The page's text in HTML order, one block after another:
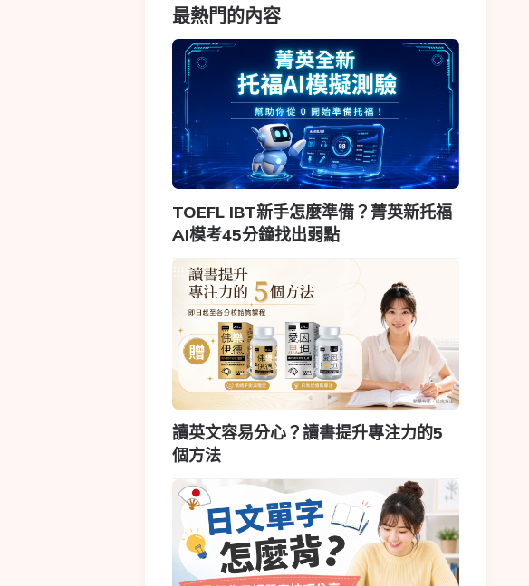
最熱門的內容
TOEFL IBT新手怎麼準備？菁英新托福
AI模考45分鐘找出弱點
讀英文容易分心？讀書提升專注力的5
個方法